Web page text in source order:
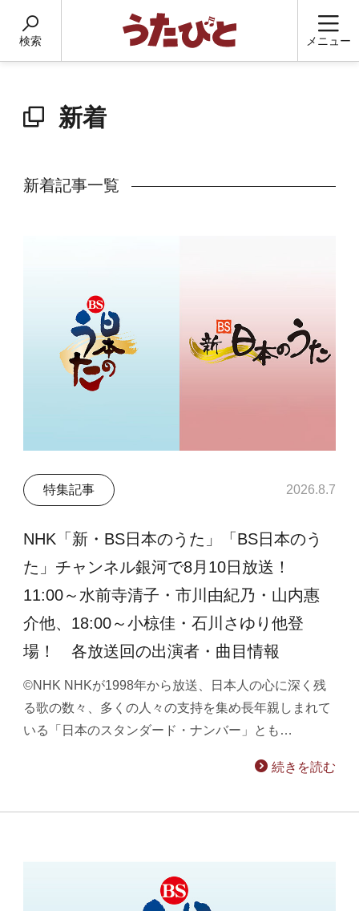
検索 メニュー
新着
新着記事一覧
特集記事 2026.8.7
NHK「新・BS日本のうた」「BS日本のう
た」チャンネル銀河で8月10日放送！
11:00～水前寺清子・市川由紀乃・山内惠
介他、18:00～小椋佳・石川さゆり他登
場！ 各放送回の出演者・曲目情報
©NHK NHKが1998年から放送、日本人の心に深く残
る歌の数々、多くの人々の支持を集め長年親しまれて
いる「日本のスタンダード・ナンバー」とも…
続きを読む